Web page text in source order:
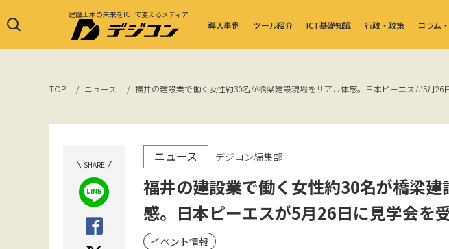
建設土木の未来をICTで変えるメディア
導入事例 ツール紹介 ICT基礎知識 行政・政策 コラム
TOP ニュース 福井の建設業で働く女性約30名が橋梁建設現場をリアル体感。日本ピーエスが5月26
ニュース デジコン編集部
福井の建設業で働く女性約30名が橋梁建
感。日本ピーエスが5月26日に見学会を
イベント情報
SHARE